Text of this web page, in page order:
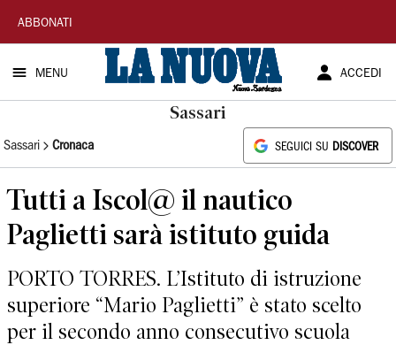
La
Nuova
Sardegna
ABBONATI
MENU ACCEDI
Sassari
Sassari Cronaca SEGUICI SU DISCOVER
Tutti a Iscol@ il nautico
Paglietti sarà istituto guida
PORTO TORRES. L’Istituto di istruzione
superiore “Mario Paglietti” è stato scelto
per il secondo anno consecutivo scuola